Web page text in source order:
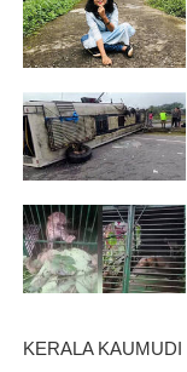
KERALA KAUMUDI